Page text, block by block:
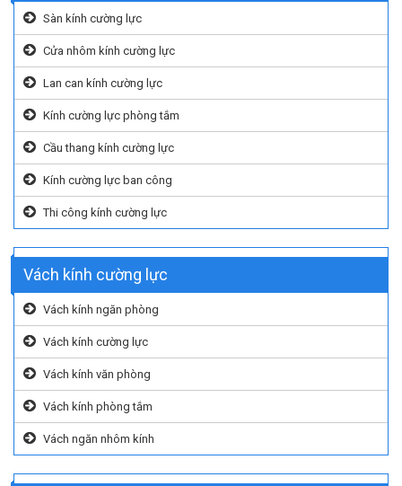
Sàn kính cường lực
Cửa nhôm kính cường lực
Lan can kính cường lực
Kính cường lực phòng tắm
Cầu thang kính cường lực
Kính cường lực ban công
Thi công kính cường lực
Vách kính cường lực
Vách kính ngăn phòng
Vách kính cường lực
Vách kính văn phòng
Vách kính phòng tắm
Vách ngăn nhôm kính